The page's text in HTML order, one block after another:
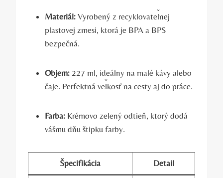
Materiál: Vyrobený z recyklovateľnej
plastovej zmesi, ktorá je BPA a BPS
bezpečná.
Objem: 227 ml, ideálny na malé kávy alebo
čaje. Perfektná veľkosť na cesty aj do práce.
Farba: Krémovo zelený odtieň, ktorý dodá
vášmu dňu štipku farby.
Špecifikácia Detail